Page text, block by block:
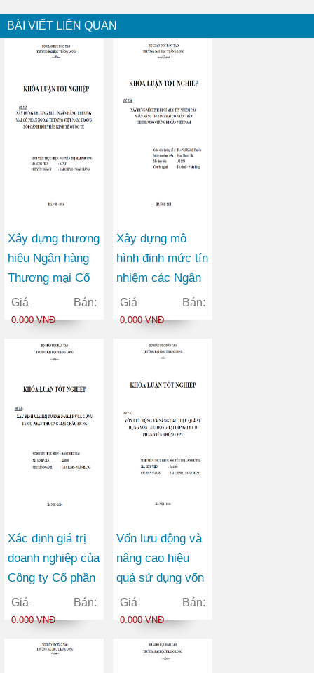
BÀI VIẾT LIÊN QUAN
Xây dựng thương
hiệu Ngân hàng
Thương mại Cổ
phần Ngoại
thương Việt Nam
hội nhập kinh tế
Giá Bán:
0.000 VNĐ
Xây dựng mô
hình định mức tín
nhiệm các Ngân
hàng Thương mại
Cổ phần trên thị
khoán Việt Nam
Giá Bán:
0.000 VNĐ
Xác định giá trị
doanh nghiệp của
Công ty Cổ phần
Thương mại
Châu Hưng
Giá Bán:
0.000 VNĐ
Vốn lưu động và
nâng cao hiệu
quả sử dụng vốn
lưu động tại Công
ty Cổ phần Viễn
Giá Bán:
0.000 VNĐ